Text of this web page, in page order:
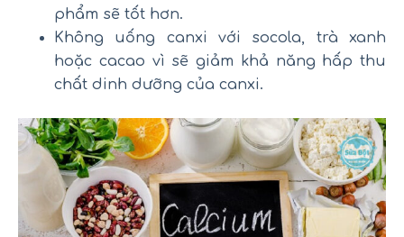
phẩm sẽ tốt hơn.
Không uống canxi với socola, trà xanh
hoặc cacao vì sẽ giảm khả năng hấp thu
chất dinh dưỡng của canxi.